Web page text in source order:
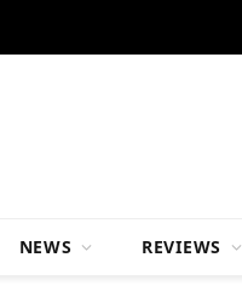
NEWS REVIEWS